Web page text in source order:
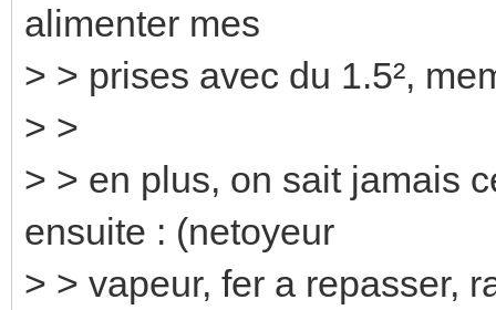
alimenter mes
> > prises avec du 1.5²,
> >
> > en plus, on sait jamais
ensuite : (netoyeur
> > vapeur, fer a repasser,